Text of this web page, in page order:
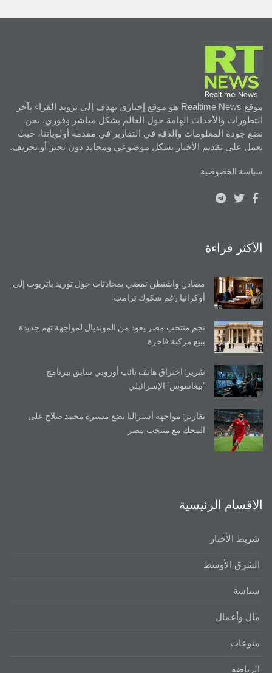
موقع Realtime News هو موقع إخباري يهدف إلى تزويد القراء بآخر
التطورات والأحداث الهامة حول العالم بشكل مباشر وفوري. نحن
نضع جودة المعلومات والدقة في التقارير في مقدمة أولوياتنا، حيث
نعمل على تقديم الأخبار بشكل موضوعي ومحايد دون تحيز أو تحريف.
سياسة الخصوصية
الأكثر قراءة
مصادر: واشنطن تمضي بمحادثات حول توريد باتريوت إلى
أوكرانيا رغم شكوك ترامب
نجم منتخب مصر يعود من المونديال لمواجهة تهم جديدة
ببيع مركبة فاخرة
تقرير: اختراق هاتف نائب أوروبي سابق ببرنامج
"بيغاسوس" الإسرائيلي
تقارير: مواجهة أستراليا تضع مسيرة محمد صلاح على
المحك مع منتخب مصر
الاقسام الرئيسية
شريط الأخبار
الشرق الأوسط
سياسة
مال وأعمال
منوعات
الرياضة